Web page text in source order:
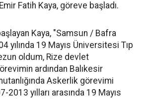
Fatih Kaya, göreve başladı.
Kaya, "Samsun / Bafra
yılında 19 Mayıs Üniversitesi Tıp
oldum, Rize devlet
ardından Balıkesir
Askerlik görevimi
2013 yılları arasında 19 Mayıs